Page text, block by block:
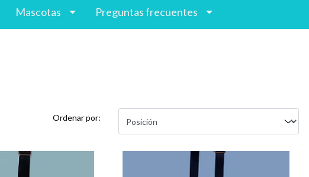
Mascotas Preguntas frecuentes
Ordenar por: